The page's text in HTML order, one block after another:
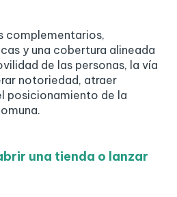
complementarios,
y una cobertura alineada
de las personas, la vía
notoriedad, atraer
posicionamiento de la
una tienda o lanzar